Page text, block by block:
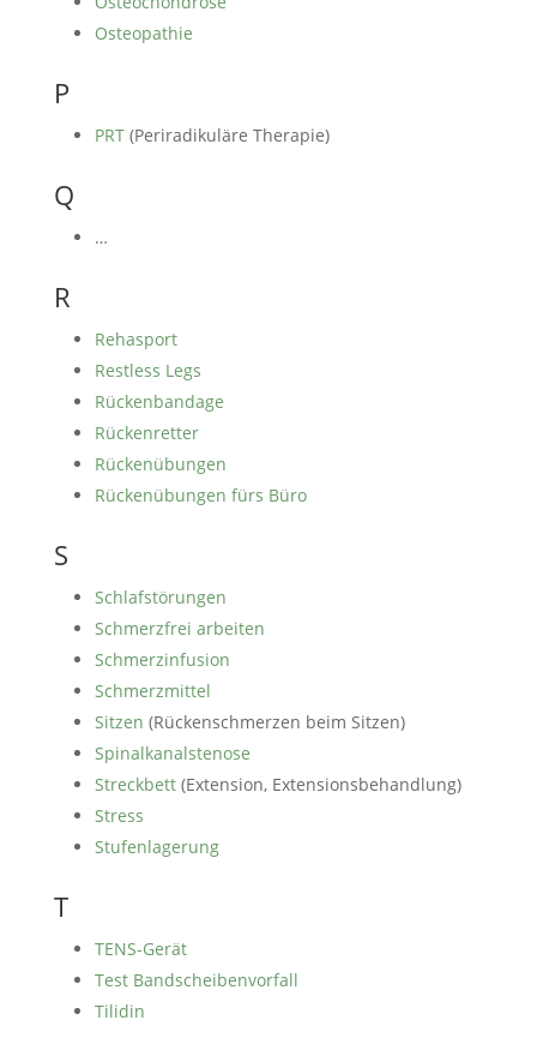
Osteopathie
P
PRT(Periradikuläre Therapie)
Q
…
R
Rehasport
Restless Legs
Rückenbandage
Rückenretter
Rückenübungen
Rückenübungen fürs Büro
S
Schlafstörungen
Schmerzfrei arbeiten
Schmerzinfusion
Schmerzmittel
Sitzen (Rückenschmerzen beim Sitzen)
Spinalkanalstenose
Streckbett(Extension, Extensionsbehandlung)
Stress
Stufenlagerung
T
TENS-Gerät
Test Bandscheibenvorfall
Tilidin